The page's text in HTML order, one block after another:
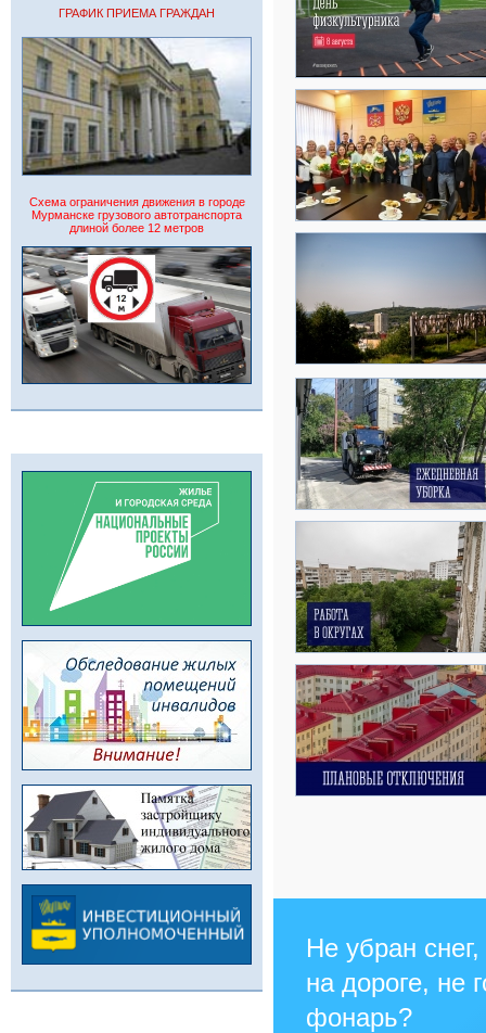
ГРАФИК ПРИЕМА ГРАЖДАН
Схема ограничения движения в городе
Мурманске грузового автотранспорта
длиной более 12 метров
Не убран
на дороге, не
фонарь?